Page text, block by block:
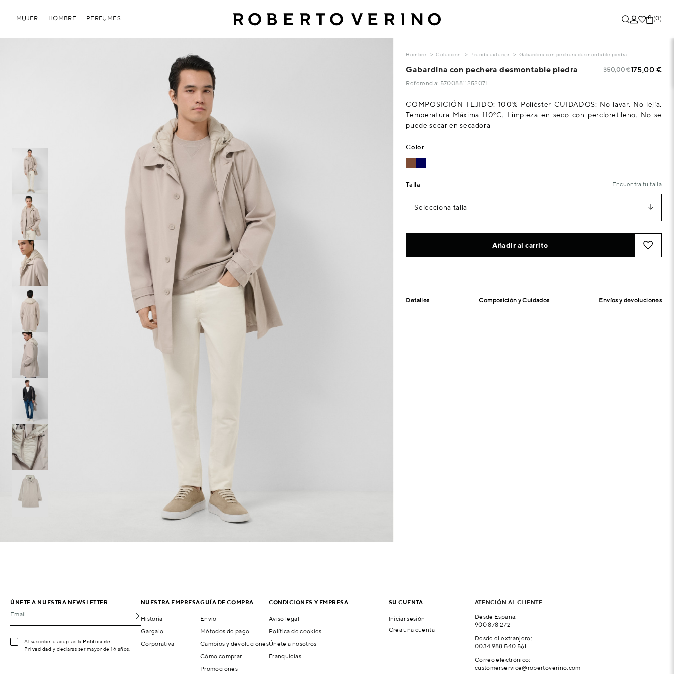
(0)
MUJER HOMBRE PERFUMES
Hombre Colección Prenda exterior Gabardina con pechera desmontable piedra
Gabardina con pechera desmontable piedra 350,00 €175,00 €
Referencia: 5700881125207L
COMPOSICIÓN TEJIDO: 100% Poliéster CUIDADOS: No lavar. No lejía.
Temperatura Máxima 110ºC. Limpieza en seco con percloretileno. No se
puede secar en secadora
Color
Talla Encuentra tu talla
Selecciona talla
Añadir al carrito
Detalles Composición y Cuidados Envíos y devoluciones
ÚNETE A NUESTRA NEWSLETTER
Email
Al suscribirte aceptas la Política de
Privacidad y declaras ser mayor de 16 años.
NUESTRA EMPRESA
Historia
Gargalo
Corporativa
GUÍA DE COMPRA
Envío
Métodos de pago
Cambios y devoluciones
Cómo comprar
Promociones
CONDICIONES Y EMPRESA
Aviso legal
Política de cookies
Únete a nosotros
Franquicias
SU CUENTA
Iniciar sesión
Crea una cuenta
ATENCIÓN AL CLIENTE
Desde España:
900 878 272
Desde el extranjero:
0034 988 540 561
Correo electrónico:
customerservice@robertoverino.com